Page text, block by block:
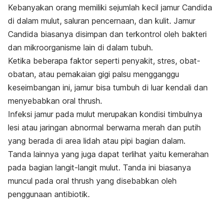
Kebanyakan orang memiliki sejumlah kecil jamur Candida
di dalam mulut, saluran pencernaan, dan kulit. Jamur
Candida biasanya disimpan dan terkontrol oleh bakteri
dan mikroorganisme lain di dalam tubuh.
Ketika beberapa faktor seperti penyakit, stres, obat-
obatan, atau pemakaian gigi palsu mengganggu
keseimbangan ini, jamur bisa tumbuh di luar kendali dan
menyebabkan oral thrush.
Infeksi jamur pada mulut merupakan kondisi timbulnya
lesi atau jaringan abnormal berwarna merah dan putih
yang berada di area lidah atau pipi bagian dalam.
Tanda lainnya yang juga dapat terlihat yaitu kemerahan
pada bagian langit-langit mulut. Tanda ini biasanya
muncul pada oral thrush yang disebabkan oleh
penggunaan antibiotik.